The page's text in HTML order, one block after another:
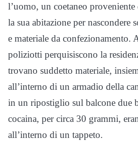
l’uomo, un coetaneo
la sua abitazione per nascondere
e materiale da confezionamento.
poliziotti perquisiscono la
trovano suddetto materiale,
all’interno di un armadio della
in un ripostiglio sul balcone due
cocaina, per circa 30 grammi,
all’interno di un tappeto.